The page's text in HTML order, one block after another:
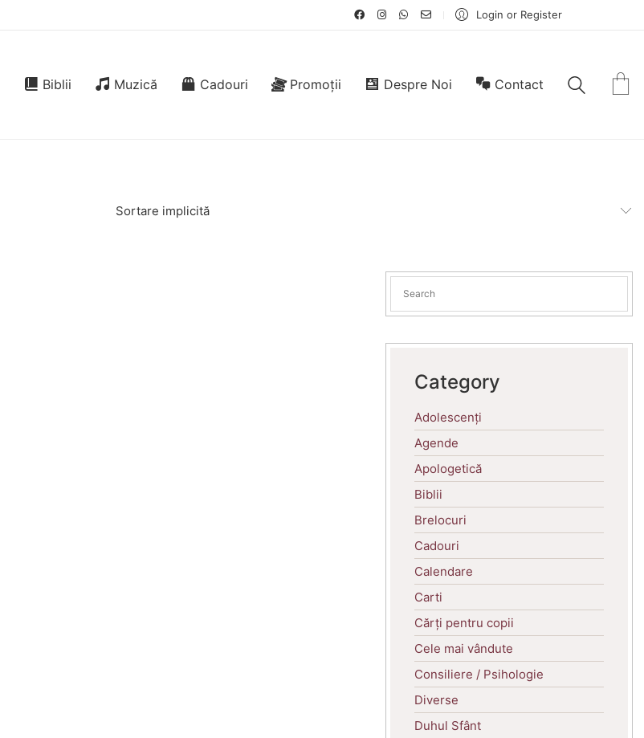
Login or Register
Biblii Muzică Cadouri Promoții Despre Noi Contact
Sortare implicită
Category
Adolescenți
Agende
Apologetică
Biblii
Brelocuri
Cadouri
Calendare
Carti
Cărți pentru copii
Cele mai vândute
Consiliere / Psihologie
Diverse
Duhul Sfânt